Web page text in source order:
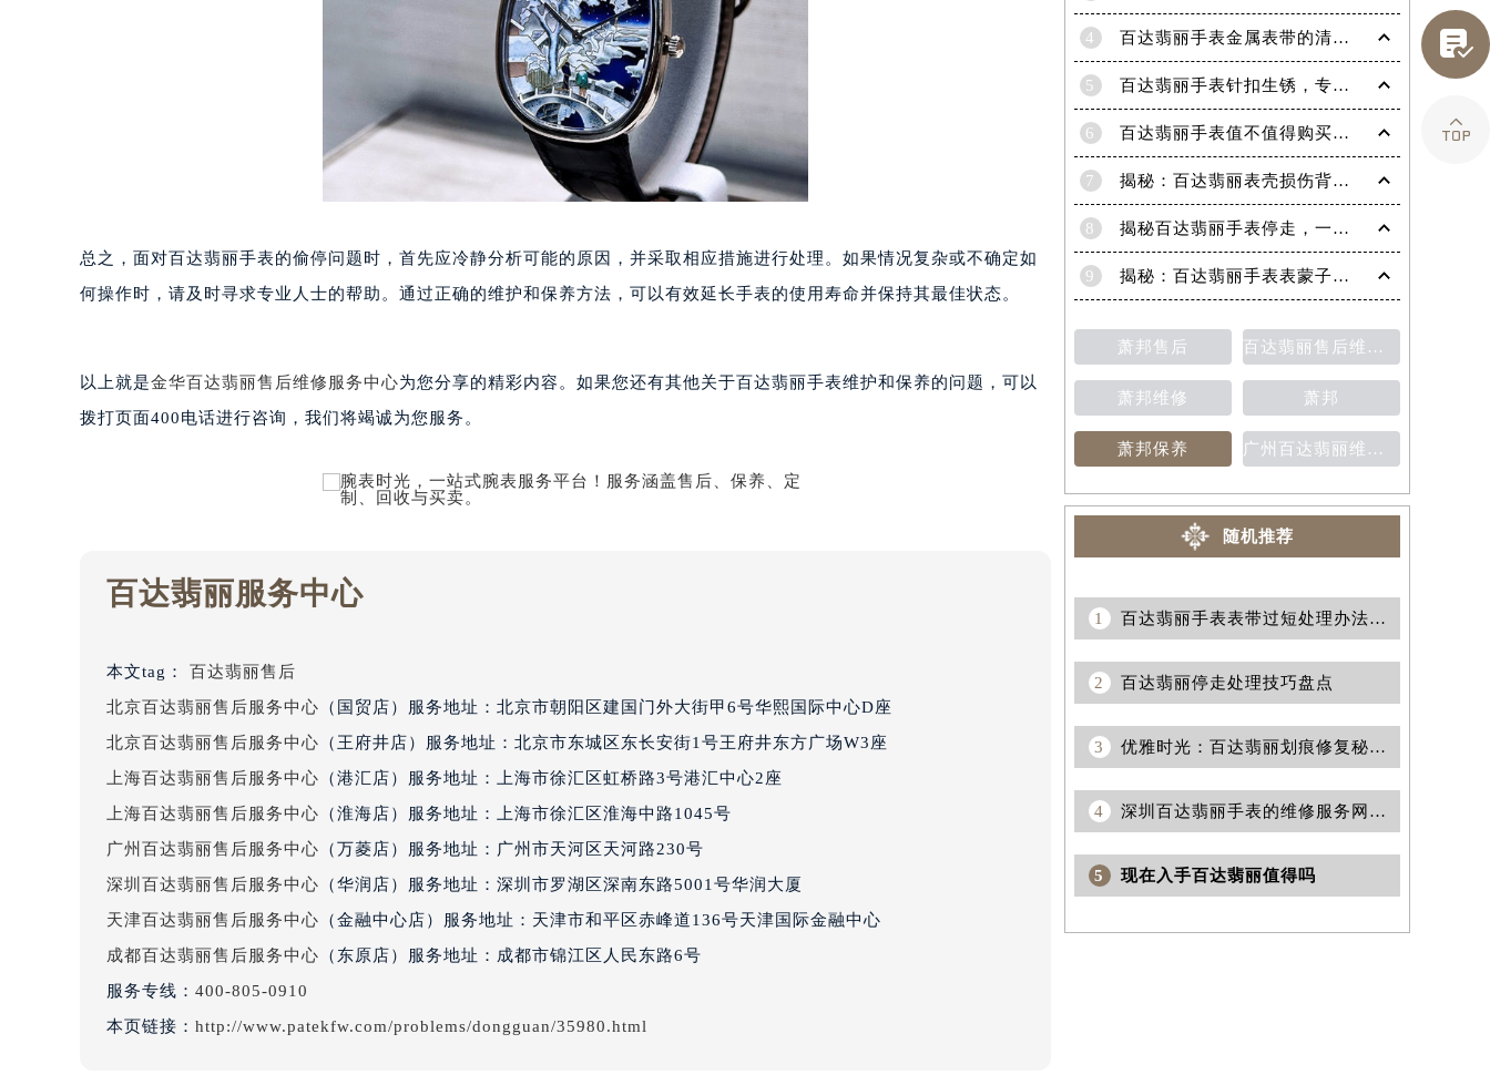
内蒙古自治区呼和浩特市玉泉区大学西街70号华润万象城写字楼（鄂尔多斯大厦）23层2326室（需提前预约）
甘肃省兰州市七里河区西津西路16号兰州中心写字楼21层2102室（需提前预约）
重庆市解放碑渝中区民权路28号英利国际金融中心写字楼20层01室（需提前预约）
黑龙江省大庆市萨尔图区会战大街百达翡丽售后服务中心（需提前预约）
黑龙江省鹤岗市向阳区红军路百达翡丽售后服务中心（需提前预约）
黑龙江省黑河市爱辉区中央街百达翡丽售后服务中心（需提前预约）
黑龙江省鸡西市鸡冠区红军路百达翡丽售后服务中心（需提前预约）
黑龙江省牡丹江市东安区太平路百达翡丽售后服务中心（需提前预约）
黑龙江省七台河市桃山区大同街百达翡丽售后服务中心（需提前预约）
黑龙江省绥化市北林区新华街与康庄路交叉口百达翡丽售后服务中心（需提前预约）
黑龙江省伊春市伊美区通河路百达翡丽售后服务中心（需提前预约）
吉林省白山市浑江区浑江大街百达翡丽售后服务中心（需提前预约）
吉林省吉林市船营区河南街百达翡丽售后服务中心（需提前预约）
吉林省梅河口市新华街道梅河大街百达翡丽售后服务中心（需提前预约）
吉林省四平市铁东区紫气大路与南九经街交汇处百达翡丽售后服务中心（需提前预约）
吉林省通化市东昌区环通乡江南大街百达翡丽售后服务中心（需提前预约）
吉林省延边市延吉市解放路百达翡丽售后服务中心（需提前预约）
辽宁省朝阳市双塔区新华路百达翡丽售后服务中心（需提前预约）
辽宁省丹东市振兴区七经街百达翡丽售后服务中心（需提前预约）
辽宁省抚顺市新抚区东一路百达翡丽售后服务中心（需提前预约）
辽宁省阜新市海州区解放大街百达翡丽售后服务中心（需提前预约）
辽宁省葫芦岛市连山区中央路百达翡丽售后服务中心（需提前预约）
辽宁省锦州市古塔区中央大街百达翡丽售后服务中心（需提前预约）
辽宁省铁岭市银州区南马路百达翡丽售后服务中心（需提前预约）
总之，面对百达翡丽手表的偷停问题时，首先应冷静分析可能的原因，并采取相应措施进行处理。如果情况复杂或不确定如
何操作时，请及时寻求专业人士的帮助。通过正确的维护和保养方法，可以有效延长手表的使用寿命并保持其最佳状态。
以上就是金华百达翡丽售后维修服务中心为您分享的精彩内容。如果您还有其他关于百达翡丽手表维护和保养的问题，可以
拨打页面400电话进行咨询，我们将竭诚为您服务。
百达翡丽服务中心
本文tag： 百达翡丽售后
北京百达翡丽售后服务中心 （国贸店）服务地址：北京市朝阳区建国门外大街甲6号华熙国际中心D座
北京百达翡丽售后服务中心 （王府井店）服务地址：北京市东城区东长安街1号王府井东方广场W3座
上海百达翡丽售后服务中心 （港汇店）服务地址：上海市徐汇区虹桥路3号港汇中心2座
上海百达翡丽售后服务中心 （淮海店）服务地址：上海市徐汇区淮海中路1045号
广州百达翡丽售后服务中心 （万菱店）服务地址：广州市天河区天河路230号
深圳百达翡丽售后服务中心 （华润店）服务地址：深圳市罗湖区深南东路5001号华润大厦
天津百达翡丽售后服务中心 （金融中心店）服务地址：天津市和平区赤峰道136号天津国际金融中心
成都百达翡丽售后服务中心 （东原店）服务地址：成都市锦江区人民东路6号
服务专线： 400-805-0910
本页链接： http://www.patekfw.com/problems/dongguan/35980.html
4 百达翡丽手表金属表带的清洗方法有哪些？（金属表带的清洗）
5 百达翡丽手表针扣生锈，专业处理更安全
6 百达翡丽手表值不值得购买（名表投资与收藏指南）
7 揭秘：百达翡丽表壳损伤背后的故事
8 揭秘百达翡丽手表停走，一文教你轻松恢复活力！
9 揭秘：百达翡丽手表表蒙子破损修复指南，让爱表重焕光彩！
萧邦售后 百达翡丽售后维修保养费用价目表
萧邦维修 萧邦
萧邦保养 广州百达翡丽维修保养售后中心
随机推荐
1 百达翡丽手表表带过短处理办法推荐
2 百达翡丽停走处理技巧盘点
3 优雅时光：百达翡丽划痕修复秘籍揭秘
4 深圳百达翡丽手表的维修服务网址在哪？
5 现在入手百达翡丽值得吗

